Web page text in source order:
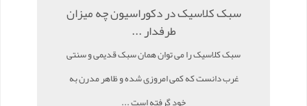
سبک کلاسیک در دکوراسیون چه میزان
طرفدار ...
سبک کلاسیک را می توان همان سبک قدیمی و سنتی
غرب دانست که کمی امروزی شده و ظاهر مدرن به
خود گرفته است ...